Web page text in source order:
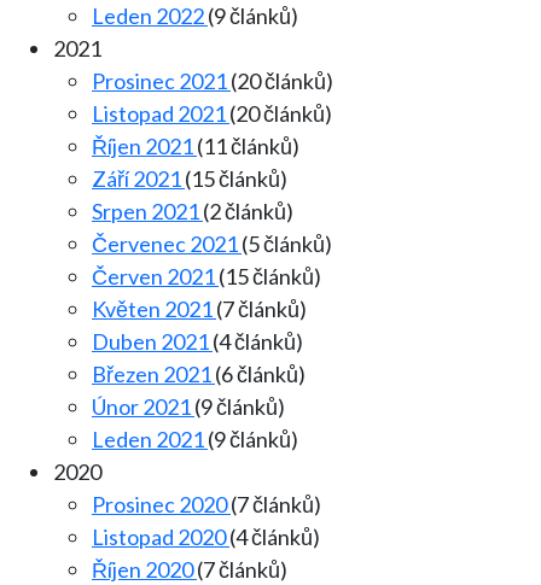
Leden 2022(9 článků)
2021
Prosinec 2021(20 článků)
Listopad 2021(20 článků)
Říjen 2021(11 článků)
Září 2021(15 článků)
Srpen 2021(2 článků)
Červenec 2021(5 článků)
Červen 2021(15 článků)
Květen 2021(7 článků)
Duben 2021(4 článků)
Březen 2021(6 článků)
Únor 2021(9 článků)
Leden 2021(9 článků)
2020
Prosinec 2020(7 článků)
Listopad 2020(4 článků)
Říjen 2020(7 článků)